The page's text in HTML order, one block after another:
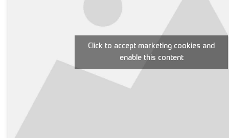
Click to accept marketing cookies and
enable this content